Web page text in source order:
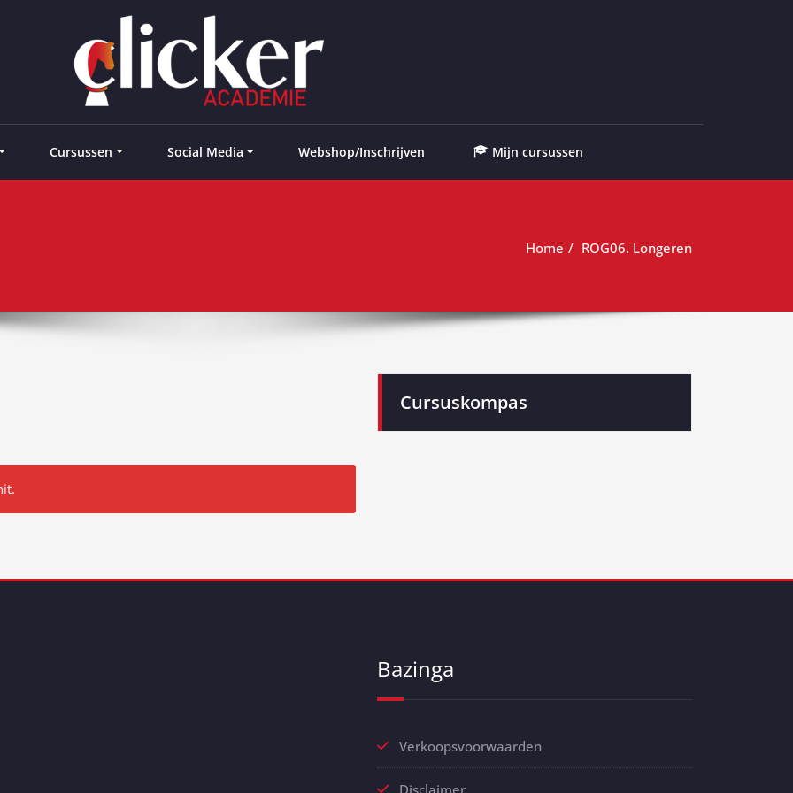
Cursussen Social Media Webshop/Inschrijven Mijn cursussen
Home ROG06. Longeren
Cursuskompas
Bazinga
Verkoopsvoorwaarden
Disclaimer